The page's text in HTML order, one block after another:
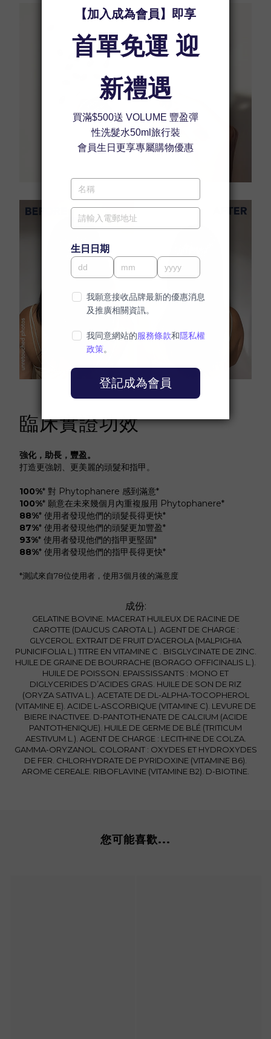
臨床實證功效
強化，助長，豐盈。
打造更強韌、更美麗的頭髮和指甲。
100%* 對 Phytophanere 感到滿意*
100%* 願意在未來幾個月內重複服用 Phytophanere*
88%* 使用者發現他們的頭髮長得更快*
87%* 使用者發現他們的頭髮更加豐盈*
93%* 使用者發現他們的指甲更堅固*
88%* 使用者發現他們的指甲長得更快*
*測試來自78位使用者，使用3個月後的滿意度
成份:
GELATINE BOVINE. MACERAT HUILEUX DE RACINE DE
CAROTTE (DAUCUS CAROTA L.). AGENT DE CHARGE :
GLYCEROL. EXTRAIT DE FRUIT D'ACEROLA (MALPIGHIA
PUNICIFOLIA L.) TITRE EN VITAMINE C . BISGLYCINATE DE ZINC.
HUILE DE GRAINE DE BOURRACHE (BORAGO OFFICINALIS L.).
HUILE DE POISSON. EPAISSISSANTS : MONO ET
DIGLYCERIDES D’ACIDES GRAS. HUILE DE SON DE RIZ
(ORYZA SATIVA L.). ACETATE DE DL-ALPHA-TOCOPHEROL
(VITAMINE E). ACIDE L-ASCORBIQUE (VITAMINE C). LEVURE DE
BIERE INACTIVEE. D-PANTOTHENATE DE CALCIUM (ACIDE
PANTOTHENIQUE). HUILE DE GERME DE BLÉ (TRITICUM
AESTIVUM L.). AGENT DE CHARGE : LECITHINE DE COLZA.
GAMMA-ORYZANOL. COLORANT : OXYDES ET HYDROXYDES
DE FER. CHLORHYDRATE DE PYRIDOXINE (VITAMINE B6).
AROME CEREALE. RIBOFLAVINE (VITAMINE B2). D-BIOTINE.
您可能喜歡...